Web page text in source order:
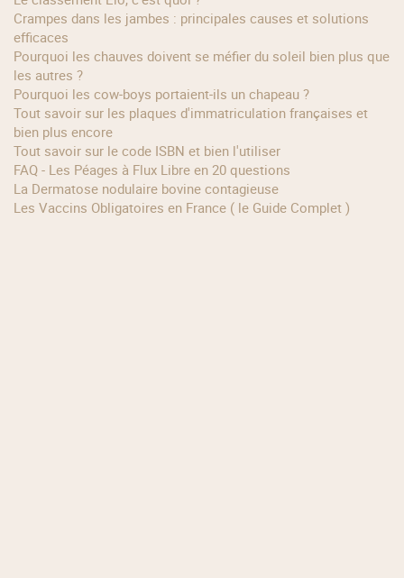
Crampes dans les jambes : principales causes et solutions
efficaces
Pourquoi les chauves doivent se méfier du soleil bien plus que
les autres ?
Pourquoi les cow‑boys portaient‑ils un chapeau ?
Tout savoir sur les plaques d'immatriculation françaises et
bien plus encore
Tout savoir sur le code ISBN et bien l'utiliser
FAQ - Les Péages à Flux Libre en 20 questions
La Dermatose nodulaire bovine contagieuse
Les Vaccins Obligatoires en France ( le Guide Complet )